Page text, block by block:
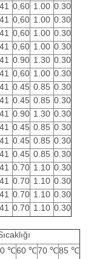
0,60 1.00 0.30
0,60 1.00 0.30
0,60 1.00 0.30
0,60 1.00 0.30
0.90 1.30 0.30
0,60 1.00 0.30
0.45 0.85 0.30
0.45 0.85 0.30
0.90 1.30 0.30
0.45 0.85 0.30
0.45 0.85 0.30
0.45 0.85 0.30
0.70 1.10 0.30
0.70 1.10 0.30
0.70 1.10 0.30
0.70 1.10 0.30
℃60 ℃70 ℃85 ℃